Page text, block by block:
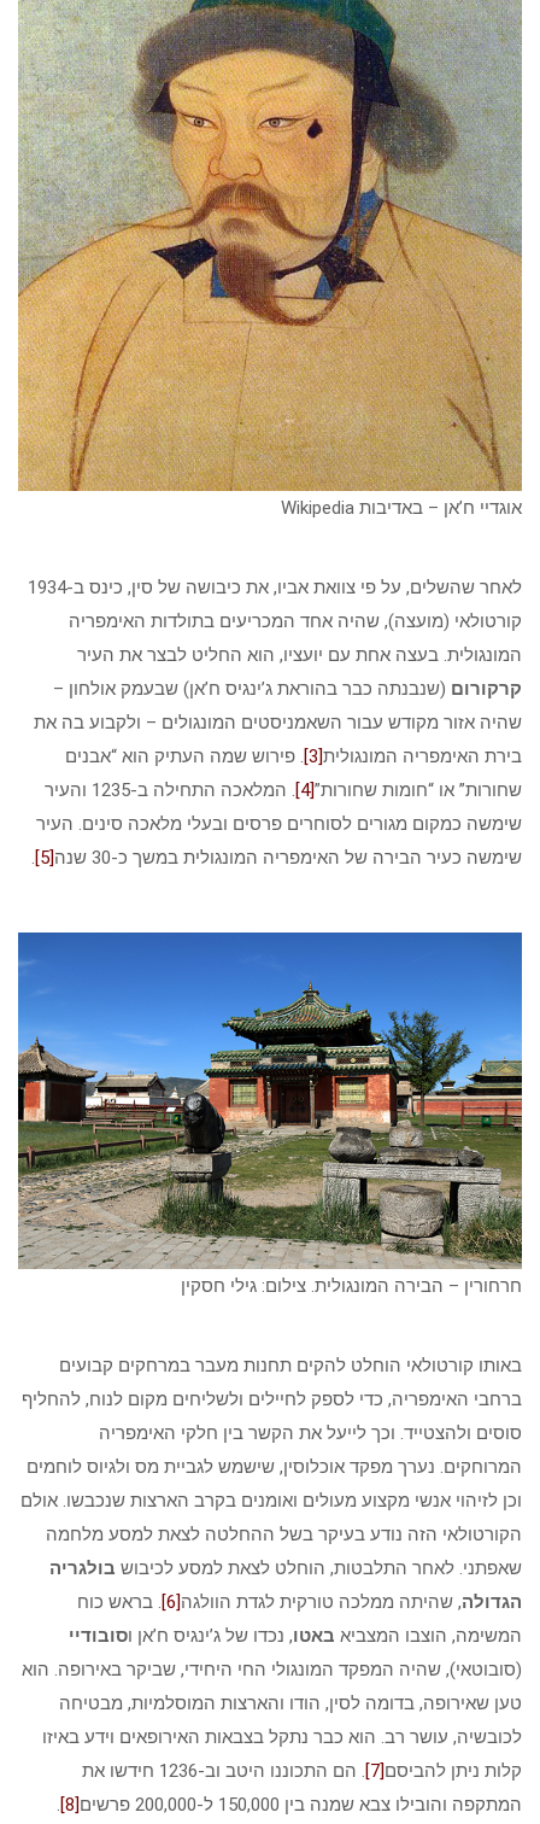
אוגדיי ח’אן – באדיבות Wikipedia
לאחר שהשלים, על פי צוואת אביו, את כיבושה של סין, כינס ב-1934
קורטולאי (מועצה), שהיה אחד המכריעים בתולדות האימפריה
המונגולית. בעצה אחת עם יועציו, הוא החליט לבצר את העיר
קרקורום (שנבנתה כבר בהוראת ג’ינגיס ח’אן) שבעמק אולחון –
שהיה אזור מקודש עבור השאמניסטים המונגולים – ולקבוע בה את
בירת האימפריה המונגולית[3]
. פירוש שמה העתיק הוא “אבנים
שחורות” או “חומות שחורות”[4]
. המלאכה התחילה ב-1235 והעיר
שימשה כמקום מגורים לסוחרים פרסים ובעלי מלאכה סינים. העיר
שימשה כעיר הבירה של האימפריה המונגולית במשך כ-30 שנה
[5]
.
חרחורין – הבירה המונגולית. צילום: גילי חסקין
באותו קורטולאי הוחלט להקים תחנות מעבר במרחקים קבועים
ברחבי האימפריה, כדי לספק לחיילים ולשליחים מקום לנוח, להחליף
סוסים ולהצטייד. וכך לייעל את הקשר בין חלקי האימפריה
המרוחקים. נערך מפקד אוכלוסין, שישמש לגביית מס ולגיוס לוחמים
וכן לזיהוי אנשי מקצוע מעולים ואומנים בקרב הארצות שנכבשו. אולם
הקורטולאי הזה נודע בעיקר בשל ההחלטה לצאת למסע מלחמה
שאפתני. לאחר התלבטות, הוחלט לצאת למסע לכיבוש בולגריה
הגדולה, שהיתה ממלכה טורקית לגדת הוולגה[6]
. בראש כוח
המשימה, הוצבו המצביא באטו, נכדו של ג’ינגיס ח’אן וסובודיי
(סובוטאי), שהיה המפקד המונגולי החי היחידי, שביקר באירופה. הוא
טען שאירופה, בדומה לסין, הודו והארצות המוסלמיות, מבטיחה
לכובשיה, עושר רב. הוא כבר נתקל בצבאות האירופאים וידע באיזו
קלות ניתן להביסם[7]
. הם התכוננו היטב וב-1236 חידשו את
המתקפה והובילו צבא שמנה בין 150,000 ל-200,000 פרשים
[8]